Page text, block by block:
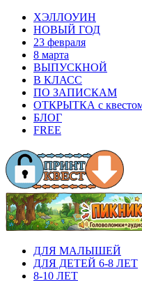
ХЭЛЛОУИН
НОВЫЙ ГОД
23 февраля
8 марта
ВЫПУСКНОЙ
В КЛАСС
ПО ЗАПИСКАМ
ОТКРЫТКА с
БЛОГ
FREE
ДЛЯ МАЛЫШЕЙ
ДЛЯ ДЕТЕЙ 6-8 ЛЕТ
8-10 ЛЕТ